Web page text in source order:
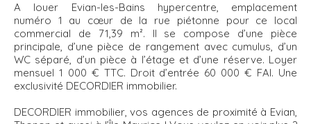
A louer Evian-les-Bains hypercentre, emplacement
numéro 1 au cœur de la rue piétonne pour ce local
commercial de 71,39 m². Il se compose d’une pièce
principale, d’une pièce de rangement avec cumulus, d’un
WC séparé, d’un pièce à l’étage et d’une réserve. Loyer
mensuel 1 000 € TTC. Droit d’entrée 60 000 € FAI. Une
exclusivité DECORDIER immobilier.
DECORDIER immobilier, vos agences de proximité à Evian,